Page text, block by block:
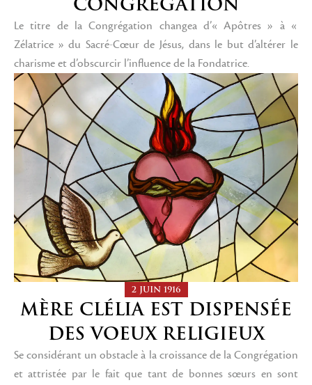
Le titre de la Congrégation changea d’« Apôtres » à «
Zélatrice » du Sacré-Cœur de Jésus, dans le but d’altérer le
charisme et d’obscurcir l’influence de la Fondatrice.
2 JUIN 1916
MÈRE CLÉLIA EST DISPENSÉE
DES VOEUX RELIGIEUX
Se considérant un obstacle à la croissance de la Congrégation
et attristée par le fait que tant de bonnes sœurs en sont